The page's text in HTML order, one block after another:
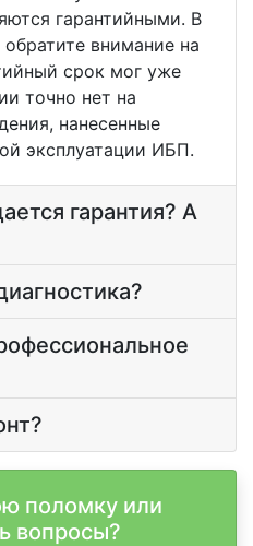
гарантийными. В
внимание на
срок мог уже
точно нет на
нанесенные
эксплуатации ИБП.
гарантия? А
поломку или
вопросы?